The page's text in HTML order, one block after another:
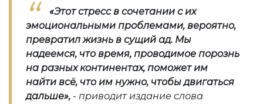
«Этот стресс в сочетании с их
эмоциональными проблемами, вероятно,
превратил жизнь в сущий ад. Мы
надеемся, что время, проводимое порознь
на разных континентах, поможет им
найти всё, что им нужно, чтобы двигаться
дальше», - приводит издание слова